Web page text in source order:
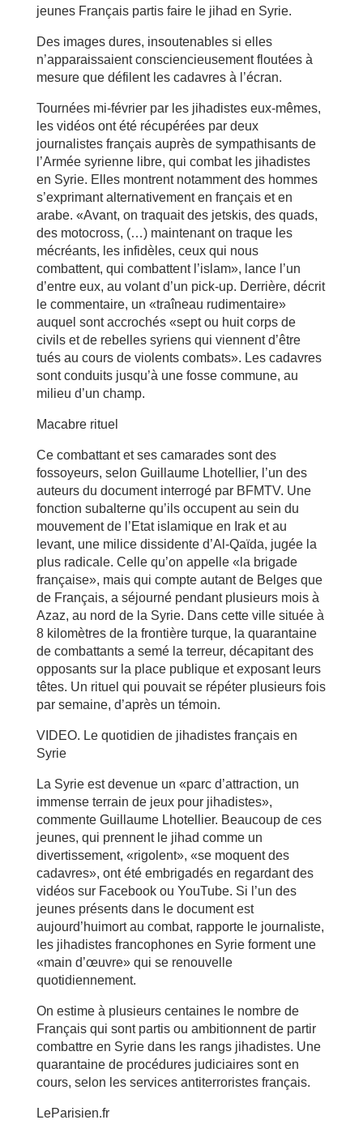
jeunes Français partis faire le jihad en Syrie.
Des images dures, insoutenables si elles
n’apparaissaient consciencieusement floutées à
mesure que défilent les cadavres à l’écran.
Tournées mi-février par les jihadistes eux-mêmes,
les vidéos ont été récupérées par deux
journalistes français auprès de sympathisants de
l’Armée syrienne libre, qui combat les jihadistes
en Syrie. Elles montrent notamment des hommes
s’exprimant alternativement en français et en
arabe. «Avant, on traquait des jetskis, des quads,
des motocross, (…) maintenant on traque les
mécréants, les infidèles, ceux qui nous
combattent, qui combattent l’islam», lance l’un
d’entre eux, au volant d’un pick-up. Derrière, décrit
le commentaire, un «traîneau rudimentaire»
auquel sont accrochés «sept ou huit corps de
civils et de rebelles syriens qui viennent d’être
tués au cours de violents combats». Les cadavres
sont conduits jusqu’à une fosse commune, au
milieu d’un champ.
Macabre rituel
Ce combattant et ses camarades sont des
fossoyeurs, selon Guillaume Lhotellier, l’un des
auteurs du document interrogé par BFMTV. Une
fonction subalterne qu’ils occupent au sein du
mouvement de l’Etat islamique en Irak et au
levant, une milice dissidente d’Al-Qaïda, jugée la
plus radicale. Celle qu’on appelle «la brigade
française», mais qui compte autant de Belges que
de Français, a séjourné pendant plusieurs mois à
Azaz, au nord de la Syrie. Dans cette ville située à
8 kilomètres de la frontière turque, la quarantaine
de combattants a semé la terreur, décapitant des
opposants sur la place publique et exposant leurs
têtes. Un rituel qui pouvait se répéter plusieurs fois
par semaine, d’après un témoin.
VIDEO. Le quotidien de jihadistes français en
Syrie
La Syrie est devenue un «parc d’attraction, un
immense terrain de jeux pour jihadistes»,
commente Guillaume Lhotellier. Beaucoup de ces
jeunes, qui prennent le jihad comme un
divertissement, «rigolent», «se moquent des
cadavres», ont été embrigadés en regardant des
vidéos sur Facebook ou YouTube. Si l’un des
jeunes présents dans le document est
aujourd’huimort au combat, rapporte le journaliste,
les jihadistes francophones en Syrie forment une
«main d’œuvre» qui se renouvelle
quotidiennement.
On estime à plusieurs centaines le nombre de
Français qui sont partis ou ambitionnent de partir
combattre en Syrie dans les rangs jihadistes. Une
quarantaine de procédures judiciaires sont en
cours, selon les services antiterroristes français.
LeParisien.fr